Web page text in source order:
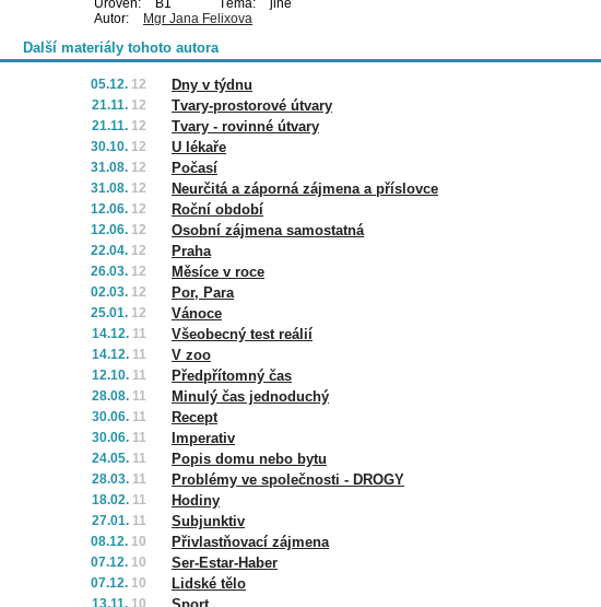
Úroveň:
B1 Téma:
jiné
Autor:
Mgr Jana Felixova
Další materiály tohoto autora
05.12. 12 Dny v týdnu
21.11. 12 Tvary-prostorové útvary
21.11. 12 Tvary - rovinné útvary
30.10. 12 U lékaře
31.08. 12 Počasí
31.08. 12 Neurčitá a záporná zájmena a příslovce
12.06. 12 Roční období
12.06. 12 Osobní zájmena samostatná
22.04. 12 Praha
26.03. 12 Měsíce v roce
02.03. 12 Por, Para
25.01. 12 Vánoce
14.12. 11 Všeobecný test reálií
14.12. 11 V zoo
12.10. 11 Předpřítomný čas
28.08. 11 Minulý čas jednoduchý
30.06. 11 Recept
30.06. 11 Imperativ
24.05. 11 Popis domu nebo bytu
28.03. 11 Problémy ve společnosti - DROGY
18.02. 11 Hodiny
27.01. 11 Subjunktiv
08.12. 10 Přivlastňovací zájmena
07.12. 10 Ser-Estar-Haber
07.12. 10 Lidské tělo
13.11. 10